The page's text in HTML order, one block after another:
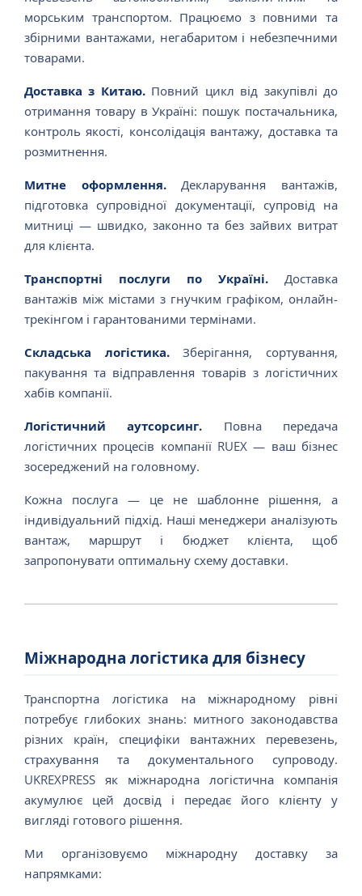
морським транспортом. Працюємо з повними та
збірними вантажами, негабаритом і небезпечними
товарами.
Доставка з Китаю.Повний цикл від закупівлі до
отримання товару в Україні: пошук постачальника,
контроль якості, консолідація вантажу, доставка та
розмитнення.
Митне оформлення.Декларування вантажів,
підготовка супровідної документації, супровід на
митниці — швидко, законно та без зайвих витрат
для клієнта.
Транспортні послуги по Україні. Доставка
вантажів між містами з гнучким графіком, онлайн-
трекінгом і гарантованими термінами.
Складська логістика.Зберігання, сортування,
пакування та відправлення товарів з логістичних
хабів компанії.
Логістичний аутсорсинг. Повна передача
логістичних процесів компанії RUEX — ваш бізнес
зосереджений на головному.
Кожна послуга — це не шаблонне рішення, а
індивідуальний підхід. Наші менеджери аналізують
вантаж, маршрут і бюджет клієнта, щоб
запропонувати оптимальну схему доставки.
Міжнародна логістика для бізнесу
Транспортна логістика на міжнародному рівні
потребує глибоких знань: митного законодавства
різних країн, специфіки вантажних перевезень,
страхування та документального супроводу.
UKREXPRESS як міжнародна логістична компанія
акумулює цей досвід і передає його клієнту у
вигляді готового рішення.
Ми організовуємо міжнародну доставку за
напрямками: